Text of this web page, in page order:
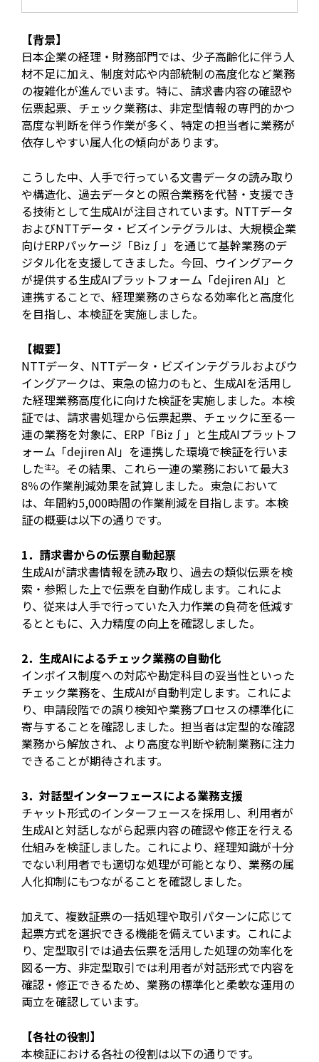
【背景】
日本企業の経理・財務部門では、少子高齢化に伴う人
材不足に加え、制度対応や内部統制の高度化など業務
の複雑化が進んでいます。特に、請求書内容の確認や
伝票起票、チェック業務は、非定型情報の専門的かつ
高度な判断を伴う作業が多く、特定の担当者に業務が
依存しやすい属人化の傾向があります。
こうした中、人手で行っている文書データの読み取り
や構造化、過去データとの照合業務を代替・支援でき
る技術として生成AIが注目されています。NTTデータ
およびNTTデータ・ビズインテグラルは、大規模企業
向けERPパッケージ「Biz∫」を通じて基幹業務のデ
ジタル化を支援してきました。今回、ウイングアーク
が提供する生成AIプラットフォーム「dejiren AI」と
連携することで、経理業務のさらなる効率化と高度化
を目指し、本検証を実施しました。
【概要】
NTTデータ、NTTデータ・ビズインテグラルおよびウ
イングアークは、東急の協力のもと、生成AIを活用し
た経理業務高度化に向けた検証を実施しました。本検
証では、請求書処理から伝票起票、チェックに至る一
連の業務を対象に、ERP「Biz∫」と生成AIプラットフ
ォーム「dejiren AI」を連携した環境で検証を行いま
した注2。その結果、これら一連の業務において最大3
8％の作業削減効果を試算しました。東急において
は、年間約5,000時間の作業削減を目指します。本検
証の概要は以下の通りです。
1．請求書からの伝票自動起票
生成AIが請求書情報を読み取り、過去の類似伝票を検
索・参照した上で伝票を自動作成します。これによ
り、従来は人手で行っていた入力作業の負荷を低減す
るとともに、入力精度の向上を確認しました。
2．生成AIによるチェック業務の自動化
インボイス制度への対応や勘定科目の妥当性といった
チェック業務を、生成AIが自動判定します。これによ
り、申請段階での誤り検知や業務プロセスの標準化に
寄与することを確認しました。担当者は定型的な確認
業務から解放され、より高度な判断や統制業務に注力
できることが期待されます。
3．対話型インターフェースによる業務支援
チャット形式のインターフェースを採用し、利用者が
生成AIと対話しながら起票内容の確認や修正を行える
仕組みを検証しました。これにより、経理知識が十分
でない利用者でも適切な処理が可能となり、業務の属
人化抑制にもつながることを確認しました。
加えて、複数証票の一括処理や取引パターンに応じて
起票方式を選択できる機能を備えています。これによ
り、定型取引では過去伝票を活用した処理の効率化を
図る一方、非定型取引では利用者が対話形式で内容を
確認・修正できるため、業務の標準化と柔軟な運用の
両立を確認しています。
【各社の役割】
本検証における各社の役割は以下の通りです。